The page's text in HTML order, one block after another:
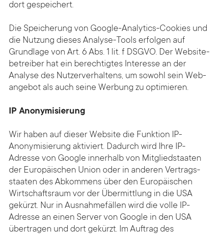
dort gespeichert.
Die Speicherung von Google-Analytics-Cookies und
die Nutzung dieses Analyse-Tools erfolgen auf
Grundlage von Art. 6 Abs. 1 lit. f DSGVO. Der Website­
betreiber hat ein berechtigtes Interesse an der
Analyse des Nutzer­verhaltens, um sowohl sein Web­
angebot als auch seine Werbung zu optimieren.
IP Anonymisierung
Wir haben auf dieser Web­site die Funktion IP-
Anonymisierung aktiviert. Dadurch wird Ihre IP-
Adresse von Google inner­halb von Mit­glied­staaten
der Europäischen Union oder in anderen Vertrags­
staaten des Abkommens über den Europäischen
Wirtschafts­raum vor der Über­mittlung in die USA
gekürzt. Nur in Ausnahme­fällen wird die volle IP-
Adresse an einen Server von Google in den USA
über­tragen und dort gekürzt. Im Auftrag des